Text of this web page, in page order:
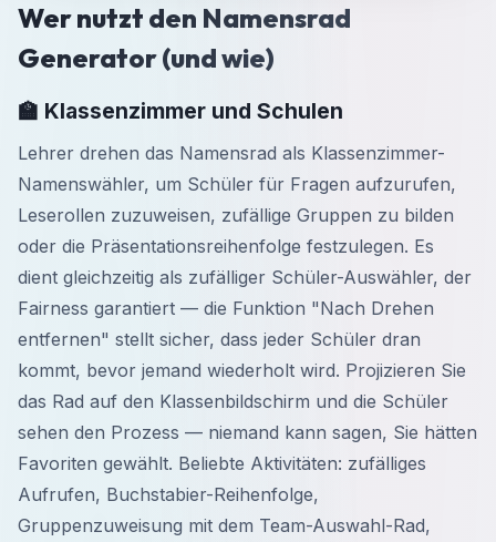
Wer nutzt den Namensrad
Generator (und wie)
🏫 Klassenzimmer und Schulen
Lehrer drehen das Namensrad als Klassenzimmer-
Namenswähler, um Schüler für Fragen aufzurufen,
Leserollen zuzuweisen, zufällige Gruppen zu bilden
oder die Präsentationsreihenfolge festzulegen. Es
dient gleichzeitig als zufälliger Schüler-Auswähler, der
Fairness garantiert — die Funktion "Nach Drehen
entfernen" stellt sicher, dass jeder Schüler dran
kommt, bevor jemand wiederholt wird. Projizieren Sie
das Rad auf den Klassenbildschirm und die Schüler
sehen den Prozess — niemand kann sagen, Sie hätten
Favoriten gewählt. Beliebte Aktivitäten: zufälliges
Aufrufen, Buchstabier-Reihenfolge,
Gruppenzuweisung mit dem Team-Auswahl-Rad,